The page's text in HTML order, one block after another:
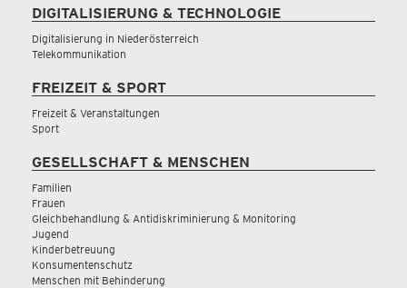
DIGITALISIERUNG & TECHNOLOGIE
Digitalisierung in Niederösterreich
Telekommunikation
FREIZEIT & SPORT
Freizeit & Veranstaltungen
Sport
GESELLSCHAFT & MENSCHEN
Familien
Frauen
Gleichbehandlung & Antidiskriminierung & Monitoring
Jugend
Kinderbetreuung
Konsumentenschutz
Menschen mit Behinderung